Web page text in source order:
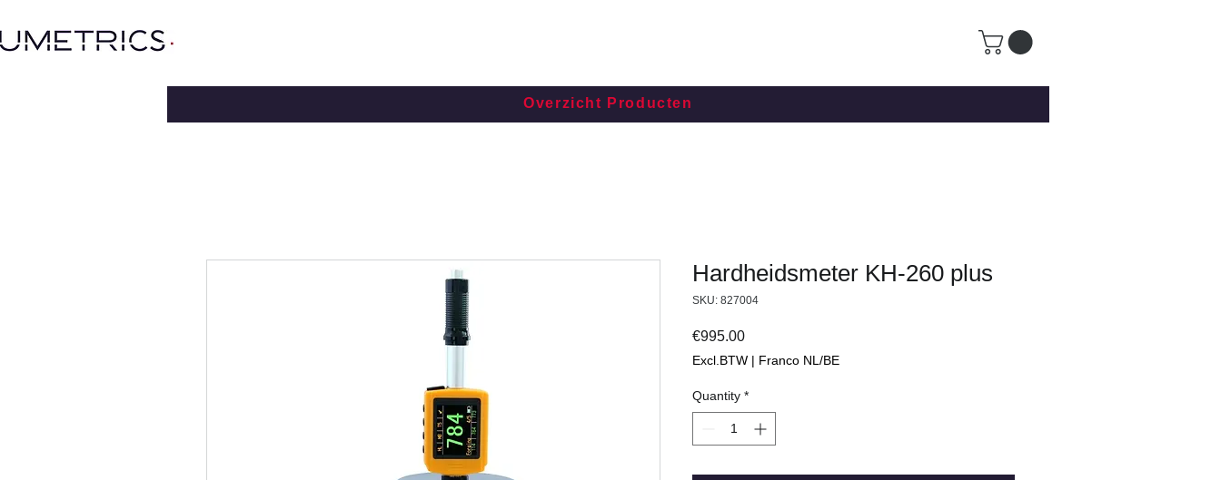
Overzicht Producten
Hardheidsmeter KH-260 plus
SKU: 827004
€995.00Price
Excl.BTW | Franco NL/BE
Quantity *